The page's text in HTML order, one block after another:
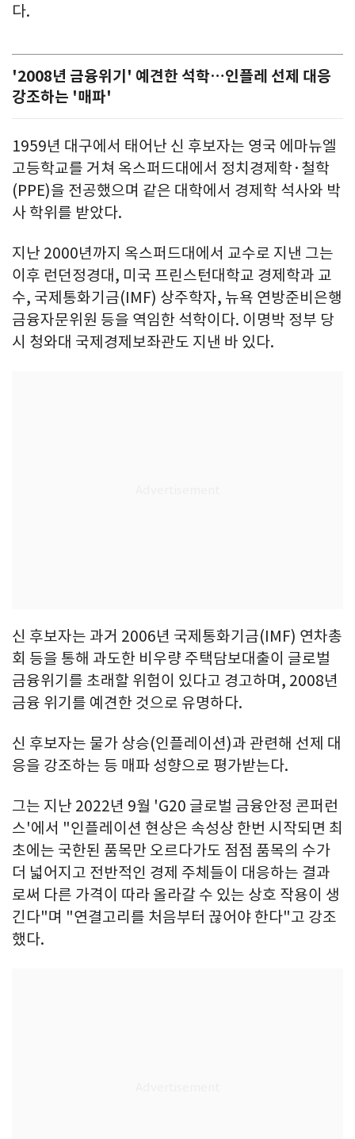
다.
'2008년 금융위기' 예견한 석학…인플레 선제 대응
강조하는 '매파'
1959년 대구에서 태어난 신 후보자는 영국 에마뉴엘
고등학교를 거쳐 옥스퍼드대에서 정치경제학·철학
(PPE)을 전공했으며 같은 대학에서 경제학 석사와 박
사 학위를 받았다.
지난 2000년까지 옥스퍼드대에서 교수로 지낸 그는
이후 런던정경대, 미국 프린스턴대학교 경제학과 교
수, 국제통화기금(IMF) 상주학자, 뉴욕 연방준비은행
금융자문위원 등을 역임한 석학이다. 이명박 정부 당
시 청와대 국제경제보좌관도 지낸 바 있다.
신 후보자는 과거 2006년 국제통화기금(IMF) 연차총
회 등을 통해 과도한 비우량 주택담보대출이 글로벌
금융위기를 초래할 위험이 있다고 경고하며, 2008년
금융 위기를 예견한 것으로 유명하다.
신 후보자는 물가 상승(인플레이션)과 관련해 선제 대
응을 강조하는 등 매파 성향으로 평가받는다.
그는 지난 2022년 9월 'G20 글로벌 금융안정 콘퍼런
스'에서 "인플레이션 현상은 속성상 한번 시작되면 최
초에는 국한된 품목만 오르다가도 점점 품목의 수가
더 넓어지고 전반적인 경제 주체들이 대응하는 결과
로써 다른 가격이 따라 올라갈 수 있는 상호 작용이 생
긴다"며 "연결고리를 처음부터 끊어야 한다"고 강조
했다.